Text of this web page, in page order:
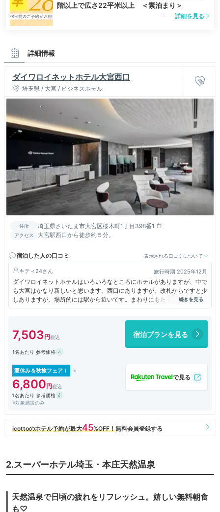
階以上で広さ22平米以上 ＜素泊まり＞
詳細を見る
詳細情報
ダイワロイネットホテル大宮西口
埼玉県 / 大宮 / ビジネスホテル
住所 埼玉県さいたま市大宮区桜木町1丁目398番1
アクセス 大宮駅西口から徒歩約５分。
宿泊した人の口コミ 表示される口コミについて
キティ24 旅行時期 2025年12月
ダイワロイネットホテルはいろいろなところにホテルがありますが、中で
も大宮はかなり新しいと思います。西口にありますが、改札からですと少
しありますが、場所的には駅から近いです。まわりにもたくさんのホテル
があるエリアになります。コンビニや飲食店も入るビルにへいせつされて
7,503 宿泊プランを見る
1名あたり 参考価格
夏休み＆秋旅フェア！
6,800
1名あたり 参考価格
※対象施設のみ
2.スーパーホテル埼玉・本庄天然温泉
天然温泉で日頃の疲れをリフレッシュ。嬉しい無料朝食
も♡